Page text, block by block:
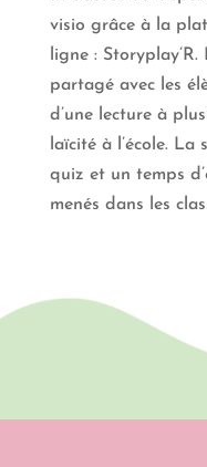
visio grâce à la
ligne :
partagé avec les
d’une lecture à
laïcité à l’école. La
quiz et un temps
menés dans les